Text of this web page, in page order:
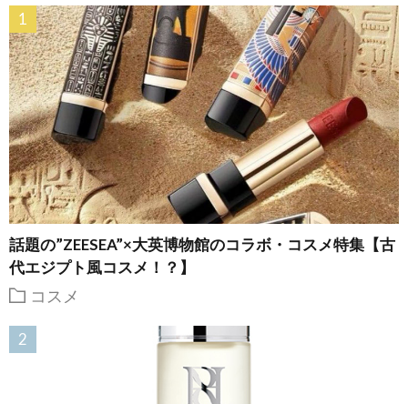
話題の”ZEESEA”×大英博物館のコラボ・コスメ特集【古
代エジプト風コスメ！？】
コスメ